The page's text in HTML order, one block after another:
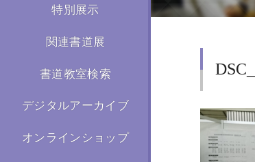
特別展示
関連書道展
書道教室検索
デジタルアーカイブ
オンラインショップ
/